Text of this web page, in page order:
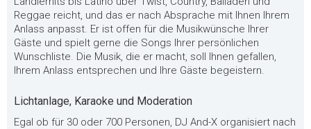
Reggae reicht, und das er nach Absprache mit Ihnen Ihrem
Anlass anpasst. Er ist offen für die Musikwünsche Ihrer
Gäste und spielt gerne die Songs Ihrer persönlichen
Wunschliste. Die Musik, die er macht, soll Ihnen gefallen,
Ihrem Anlass entsprechen und Ihre Gäste begeistern.
Lichtanlage, Karaoke und Moderation
Egal ob für 30 oder 700 Personen, DJ And-X organisiert nach